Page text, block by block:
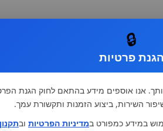
🔒
הגנת פרטיות
אנו אוספים מידע בהתאם לחוק הגנת
במידע כמפורט במדיניות הפרטיות ובתקנון